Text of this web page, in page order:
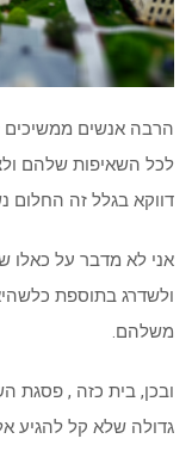
הרבה אנשים
לכל השאיפות שלהם
דווקא בגלל זה החלום
אני לא מדבר על כאלו
ולשדרג בתוספת
משלהם.
ובכן, בית כזה , פסגת
גדולה שלא קל להגיע